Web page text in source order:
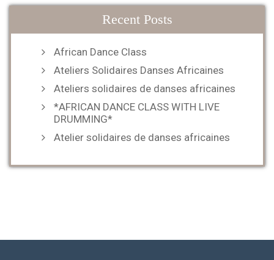
Recent Posts
African Dance Class
Ateliers Solidaires Danses Africaines
Ateliers solidaires de danses africaines
*AFRICAN DANCE CLASS WITH LIVE
DRUMMING*
Atelier solidaires de danses africaines